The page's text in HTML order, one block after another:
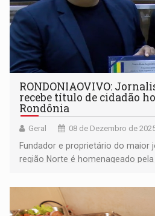
RONDONIAOVIVO:
recebe título de cidadão
Rondônia
Geral 08 de Dezembro de
Fundador e proprietário do maior
região Norte é homenageado pela